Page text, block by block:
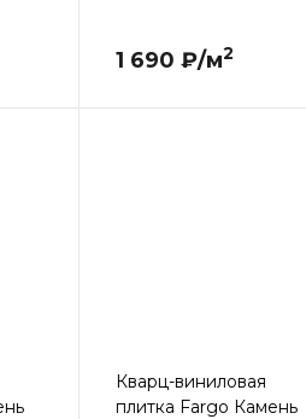
1 690 ₽/м2
Кварц-виниловая
плитка Fargo Камень